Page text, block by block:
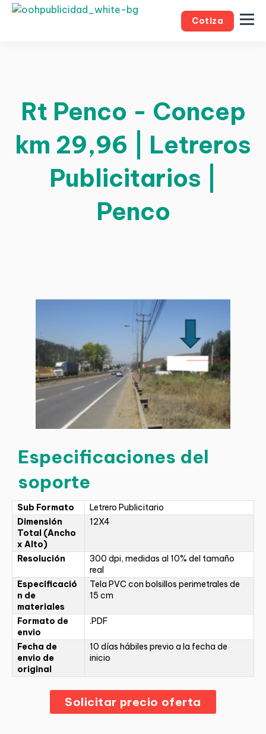
Cotiza
Rt Penco - Concep
km 29,96 | Letreros
Publicitarios |
Penco
Especificaciones del
soporte
Sub Formato
Letrero Publicitario
Dimensión
Total (Ancho
x Alto)
12X4
Resolución
300 dpi, medidas al 10% del tamaño
real
Especificació
n de
materiales
Tela PVC con bolsillos perimetrales de
15 cm
Formato de
envio
.PDF
Fecha de
envio de
original
10 días hábiles previo a la fecha de
inicio
Solicitar precio oferta